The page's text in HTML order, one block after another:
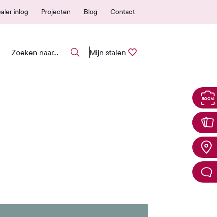
erkende verkooppunten
inlog Projecten Blog Contact
Mijn stalen